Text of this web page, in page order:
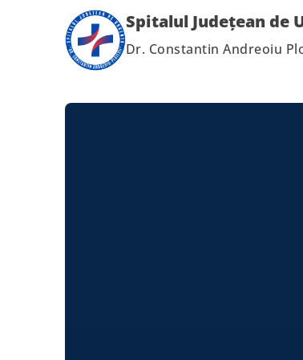
Spitalul Județean de
Dr. Constantin Andreoiu